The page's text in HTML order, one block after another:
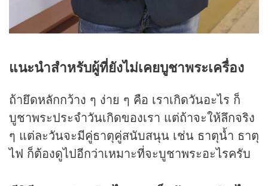
แนะนำสำหรับผู้ที่ยังไม่เคยบูชาพระเครื่อง
ถ้ายึดหลักกว้าง ๆ ง่าย ๆ คือ เราเกิดวันอะไร ก็
บูชาพระประจำวันเกิดของเรา แต่ถ้าจะให้ลึกจริง
ๆ แต่ละวันจะมีคู่ธาตุคู่สนับสนุน เช่น ธาตุน้ำ ธาตุ
ไฟ ก็ต้องดูไปอีกว่าเหมาะที่จะบูชาพระอะไรครับ